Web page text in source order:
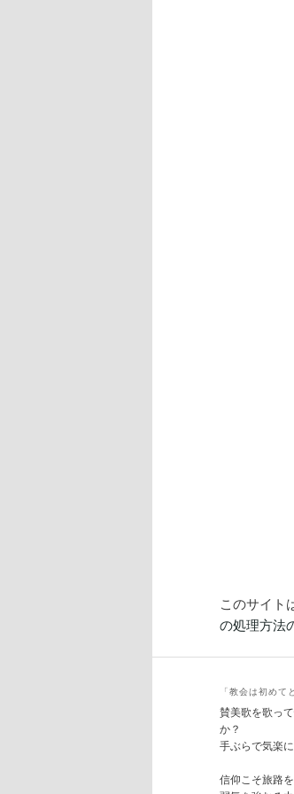
このサイト
の処理方法
「教会は初めて
賛美歌を歌っ
か？
手ぶらで気楽
信仰こそ旅路を